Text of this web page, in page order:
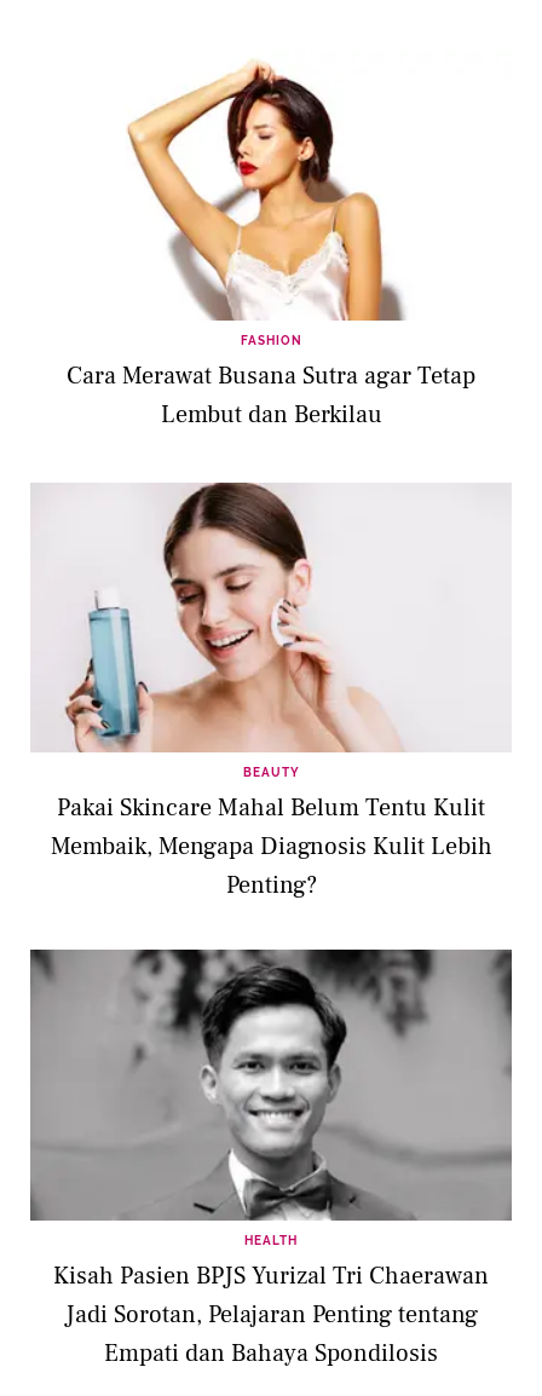
FASHION
Cara Merawat Busana Sutra agar Tetap
Lembut dan Berkilau
BEAUTY
Pakai Skincare Mahal Belum Tentu Kulit
Membaik, Mengapa Diagnosis Kulit Lebih
Penting?
HEALTH
Kisah Pasien BPJS Yurizal Tri Chaerawan
Jadi Sorotan, Pelajaran Penting tentang
Empati dan Bahaya Spondilosis